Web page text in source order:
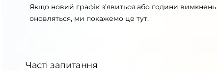
Якщо новий графік з’явиться або години вимкнень
оновляться, ми покажемо це тут.
Часті запитання